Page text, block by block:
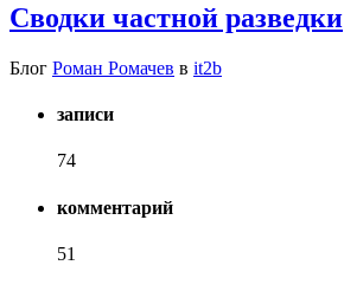
Сводки частной разведки
Блог Роман Ромачев в it2b
записи
74
комментарий
51